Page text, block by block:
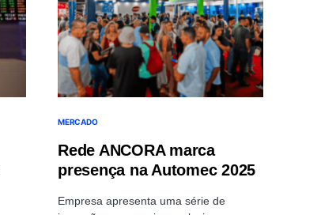
MERCADO
Rede ANCORA marca
presença na Automec 2025
Empresa apresenta uma série de